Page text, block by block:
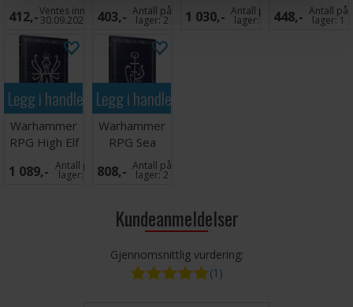
of the Empire
V2
412,-Ventes inn
30.09.2026
Wardens Of
Cothique
403,- Antall på
lager:2
Players Guide
CE
1 030,- Antall på
lager:
Stone and
Steel
448,- Antall på
lager:1
Legg i handlekurven
Warhammer
RPG High Elf
Players Guide
CE
1 089,- Antall på
lager:
Legg i handlekurven
Warhammer
RPG Sea
Wardens of
Cothique CE
808,- Antall på
lager:2
Kundeanmeldelser
Gjennomsnittlig vurdering:
(1)